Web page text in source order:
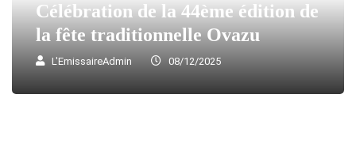
Célébration de la 44ème édition de
la fête traditionnelle Ovazu
L'EmissaireAdmin 08/12/2025